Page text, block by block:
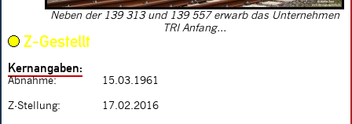
Neben der 139 313 und 139 557 erwarb das Unternehmen
TRI Anfang...
Z-Gestellt
Kernangaben:
Abnahme: 15.03.1961
Z-Stellung: 17.02.2016